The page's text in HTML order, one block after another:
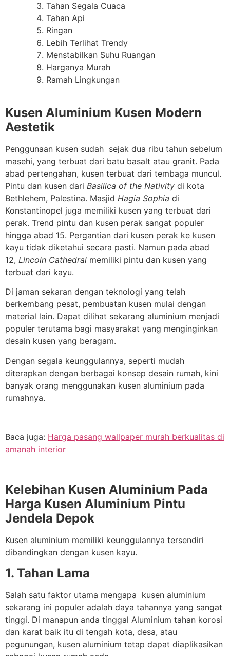
Tahan Segala Cuaca
Tahan Api
Ringan
Lebih Terlihat Trendy
Menstabilkan Suhu Ruangan
Harganya Murah
Ramah Lingkungan
Kusen Aluminium Kusen Modern
Aestetik
Penggunaan kusen sudah sejak dua ribu tahun sebelum
masehi, yang terbuat dari batu basalt atau granit. Pada
abad pertengahan, kusen terbuat dari tembaga muncul.
Pintu dan kusen dari Basilica of the Nativity di kota
Bethlehem, Palestina. Masjid Hagia Sophia di
Konstantinopel juga memiliki kusen yang terbuat dari
perak. Trend pintu dan kusen perak sangat populer
hingga abad 15. Pergantian dari kusen perak ke kusen
kayu tidak diketahui secara pasti. Namun pada abad
12, Lincoln Cathedral memiliki pintu dan kusen yang
terbuat dari kayu.
Di jaman sekaran dengan teknologi yang telah
berkembang pesat, pembuatan kusen mulai dengan
material lain. Dapat dilihat sekarang aluminium menjadi
populer terutama bagi masyarakat yang menginginkan
desain kusen yang beragam.
Dengan segala keunggulannya, seperti mudah
diterapkan dengan berbagai konsep desain rumah, kini
banyak orang menggunakan kusen aluminium pada
rumahnya.
Baca juga: Harga pasang wallpaper murah berkualitas di
amanah interior
Kelebihan Kusen Aluminium Pada
Harga Kusen Aluminium Pintu
Jendela Depok
Kusen aluminium memiliki keunggulannya tersendiri
dibandingkan dengan kusen kayu.
1. Tahan Lama
Salah satu faktor utama mengapa kusen aluminium
sekarang ini populer adalah daya tahannya yang sangat
tinggi. Di manapun anda tinggal Aluminium tahan korosi
dan karat baik itu di tengah kota, desa, atau
pegunungan, kusen aluminium tetap dapat diaplikasikan